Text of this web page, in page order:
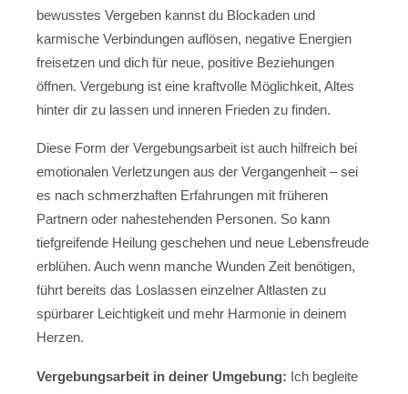
bewusstes Vergeben kannst du Blockaden und
karmische Verbindungen auflösen, negative Energien
freisetzen und dich für neue, positive Beziehungen
öffnen. Vergebung ist eine kraftvolle Möglichkeit, Altes
hinter dir zu lassen und inneren Frieden zu finden.
Diese Form der Vergebungsarbeit ist auch hilfreich bei
emotionalen Verletzungen aus der Vergangenheit – sei
es nach schmerzhaften Erfahrungen mit früheren
Partnern oder nahestehenden Personen. So kann
tiefgreifende Heilung geschehen und neue Lebensfreude
erblühen. Auch wenn manche Wunden Zeit benötigen,
führt bereits das Loslassen einzelner Altlasten zu
spürbarer Leichtigkeit und mehr Harmonie in deinem
Herzen.
Vergebungsarbeit in deiner Umgebung: Ich begleite